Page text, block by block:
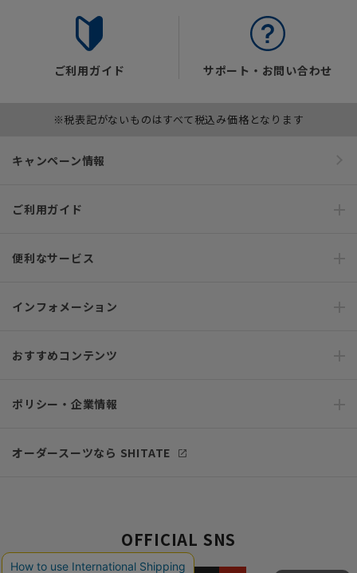
ご利用ガイド サポート・お問い合わせ
※税表記がないものはすべて税込み価格となります
キャンペーン情報
ご利用ガイド
便利なサービス
インフォメーション
おすすめコンテンツ
ポリシー・企業情報
オーダースーツなら SHITATE
OFFICIAL SNS